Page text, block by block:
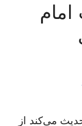
مى‌كند از